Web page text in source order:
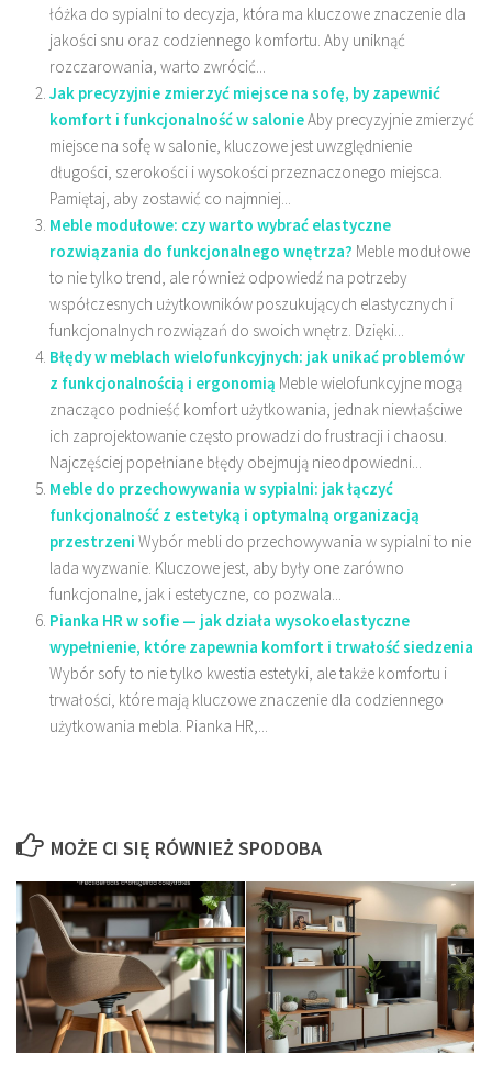
łóżka do sypialni to decyzja, która ma kluczowe znaczenie dla
jakości snu oraz codziennego komfortu. Aby uniknąć
rozczarowania, warto zwrócić...
Jak precyzyjnie zmierzyć miejsce na sofę, by zapewnić
komfort i funkcjonalność w salonieAby precyzyjnie zmierzyć
miejsce na sofę w salonie, kluczowe jest uwzględnienie
długości, szerokości i wysokości przeznaczonego miejsca.
Pamiętaj, aby zostawić co najmniej...
Meble modułowe: czy warto wybrać elastyczne
rozwiązania do funkcjonalnego wnętrza? Meble modułowe
to nie tylko trend, ale również odpowiedź na potrzeby
współczesnych użytkowników poszukujących elastycznych i
funkcjonalnych rozwiązań do swoich wnętrz. Dzięki...
Błędy w meblach wielofunkcyjnych: jak unikać problemów
z funkcjonalnością i ergonomią Meble wielofunkcyjne mogą
znacząco podnieść komfort użytkowania, jednak niewłaściwe
ich zaprojektowanie często prowadzi do frustracji i chaosu.
Najczęściej popełniane błędy obejmują nieodpowiedni...
Meble do przechowywania w sypialni: jak łączyć
funkcjonalność z estetyką i optymalną organizacją
przestrzeni Wybór mebli do przechowywania w sypialni to nie
lada wyzwanie. Kluczowe jest, aby były one zarówno
funkcjonalne, jak i estetyczne, co pozwala...
Pianka HR w sofie — jak działa wysokoelastyczne
wypełnienie, które zapewnia komfort i trwałość siedzenia
Wybór sofy to nie tylko kwestia estetyki, ale także komfortu i
trwałości, które mają kluczowe znaczenie dla codziennego
użytkowania mebla. Pianka HR,...
MOŻE CI SIĘ RÓWNIEŻ SPODOBA